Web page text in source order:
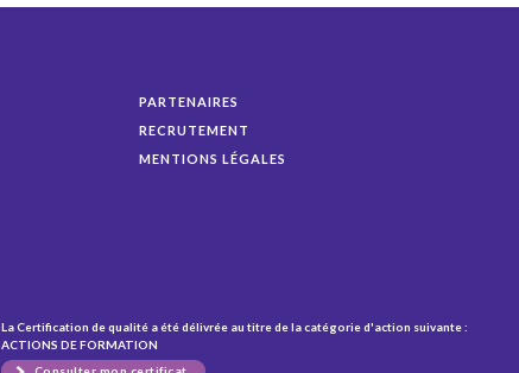
PARTENAIRES
RECRUTEMENT
MENTIONS LÉGALES
La Certification de qualité a été délivrée au titre de la catégorie d'action suivante :
ACTIONS DE FORMATION